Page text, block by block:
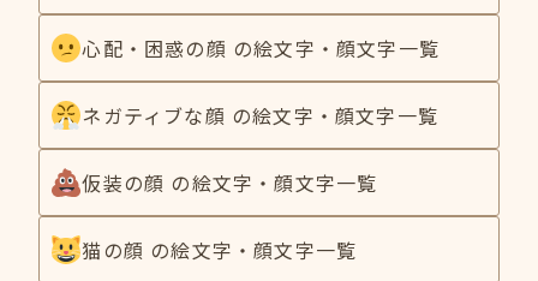
心配・困惑の顔 の絵文字・顔文字一覧
ネガティブな顔 の絵文字・顔文字一覧
仮装の顔 の絵文字・顔文字一覧
猫の顔 の絵文字・顔文字一覧